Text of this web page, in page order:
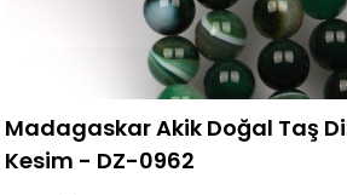
Madagaskar Akik Doğal Taş
Kesim - DZ-0962